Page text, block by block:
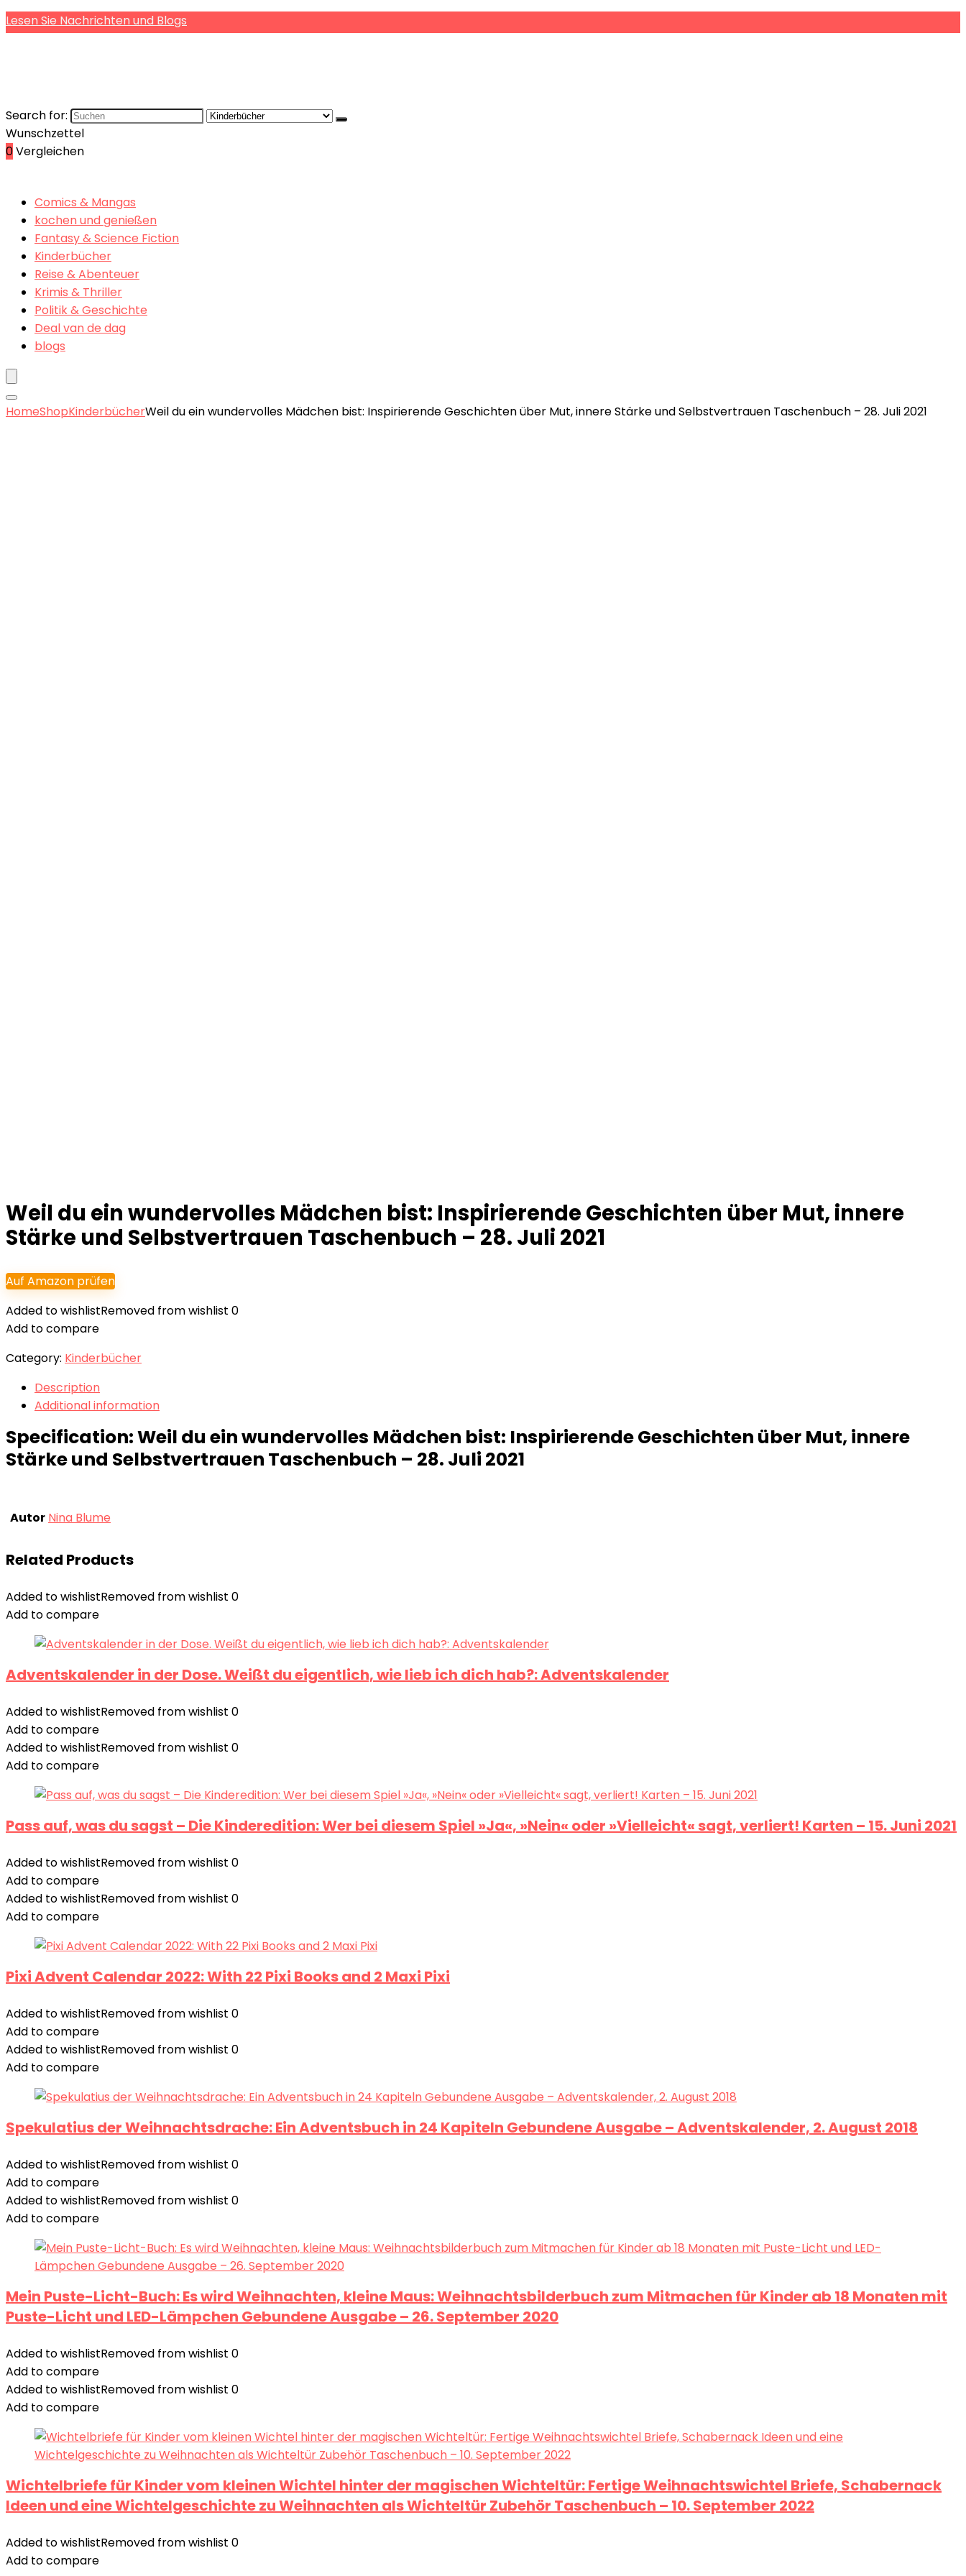
Lesen Sie Nachrichten und Blogs
Search for:
Wunschzettel
0Vergleichen
Comics & Mangas
kochen und genießen
Fantasy & Science Fiction
Kinderbücher
Reise & Abenteuer
Krimis & Thriller
Politik & Geschichte
Deal van de dag
blogs
HomeShopKinderbücherWeil du ein wundervolles Mädchen bist: Inspirierende Geschichten über Mut, innere Stärke und Selbstvertrauen Taschenbuch – 28. Juli 2021
Weil du ein wundervolles Mädchen bist: Inspirierende Geschichten über Mut, innere
Stärke und Selbstvertrauen Taschenbuch – 28. Juli 2021
Auf Amazon prüfen
Added to wishlistRemoved from wishlist 0
Add to compare
Category: Kinderbücher
Description
Additional information
Specification:Weil du ein wundervolles Mädchen bist: Inspirierende Geschichten über Mut, innere
Stärke und Selbstvertrauen Taschenbuch – 28. Juli 2021
Autor Nina Blume
Related Products
Added to wishlistRemoved from wishlist 0
Add to compare
Adventskalender in der Dose. Weißt du eigentlich, wie lieb ich dich hab?: Adventskalender
Added to wishlistRemoved from wishlist 0
Add to compare
Added to wishlistRemoved from wishlist 0
Add to compare
Pass auf, was du sagst – Die Kinderedition: Wer bei diesem Spiel »Ja«, »Nein« oder »Vielleicht« sagt, verliert! Karten – 15. Juni 2021
Added to wishlistRemoved from wishlist 0
Add to compare
Added to wishlistRemoved from wishlist 0
Add to compare
Pixi Advent Calendar 2022: With 22 Pixi Books and 2 Maxi Pixi
Added to wishlistRemoved from wishlist 0
Add to compare
Added to wishlistRemoved from wishlist 0
Add to compare
Spekulatius der Weihnachtsdrache: Ein Adventsbuch in 24 Kapiteln Gebundene Ausgabe – Adventskalender, 2. August 2018
Added to wishlistRemoved from wishlist 0
Add to compare
Added to wishlistRemoved from wishlist 0
Add to compare
Mein Puste-Licht-Buch: Es wird Weihnachten, kleine Maus: Weihnachtsbilderbuch zum Mitmachen für Kinder ab 18 Monaten mit
Puste-Licht und LED-Lämpchen Gebundene Ausgabe – 26. September 2020
Added to wishlistRemoved from wishlist 0
Add to compare
Added to wishlistRemoved from wishlist 0
Add to compare
Wichtelbriefe für Kinder vom kleinen Wichtel hinter der magischen Wichteltür: Fertige Weihnachtswichtel Briefe, Schabernack
Ideen und eine Wichtelgeschichte zu Weihnachten als Wichteltür Zubehör Taschenbuch – 10. September 2022
Added to wishlistRemoved from wishlist 0
Add to compare